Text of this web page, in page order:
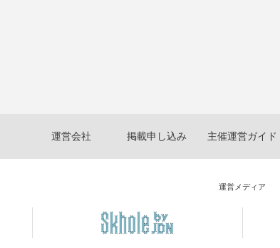
運営会社 掲載申し込み 主催運営ガイド
運営メディア